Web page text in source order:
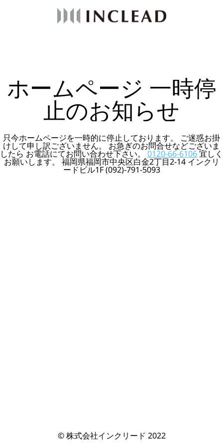
ホームページ 一時停
止のお知らせ
只今ホームページを一時的に停止しております。 ご迷惑お掛
けして申し訳ございません。 お急ぎのお問合せなどございま
したら お電話にてお問い合わせ下さい。0120-66-6106宜しく
お願いします。 福岡県福岡市中央区白金2丁目2-14 インクリ
ードビル1F (092)-791-5093
© 株式会社インクリード 2022